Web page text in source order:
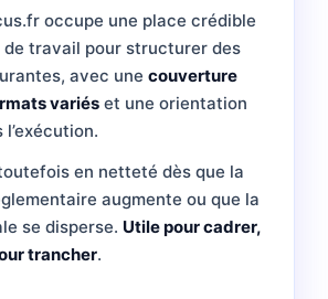
occupe une place crédible
de travail pour structurer des
avec une couverture
variés et une orientation
en netteté dès que la
augmente ou que la
se disperse. Utile pour cadrer,
trancher.